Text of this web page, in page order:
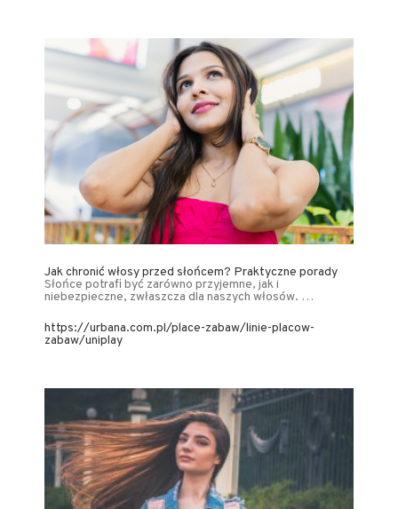
Jak chronić włosy przed słońcem? Praktyczne porady
Słońce potrafi być zarówno przyjemne, jak i
niebezpieczne, zwłaszcza dla naszych włosów. …
https://urbana.com.pl/place-zabaw/linie-placow-
zabaw/uniplay